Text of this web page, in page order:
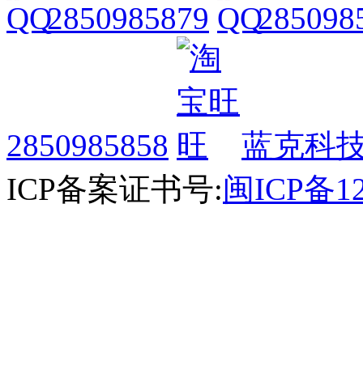
2850985879
2850985858
蓝克科
ICP备案证书号:闽ICP备